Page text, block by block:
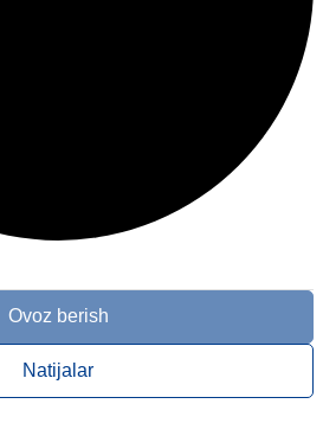
Ovoz berish
Natijalar